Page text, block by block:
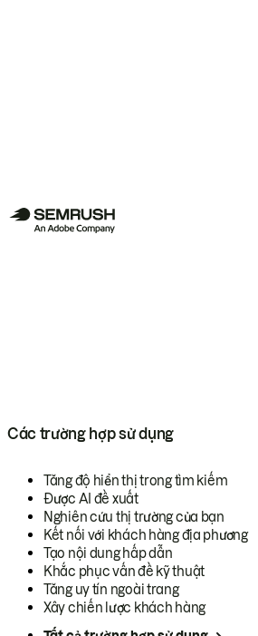
Các trường hợp sử dụng
Tăng độ hiển thị trong tìm kiếm
Được AI đề xuất
Nghiên cứu thị trường của bạn
Kết nối với khách hàng địa phương
Tạo nội dung hấp dẫn
Khắc phục vấn đề kỹ thuật
Tăng uy tín ngoài trang
Xây chiến lược khách hàng